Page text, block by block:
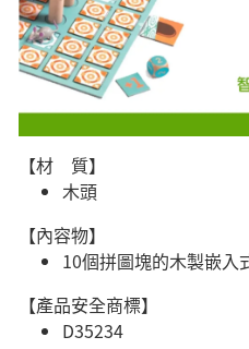
【材 質】
木頭
【內容物】
10個拼圖塊的木製嵌入
【產品安全商標】
D35234